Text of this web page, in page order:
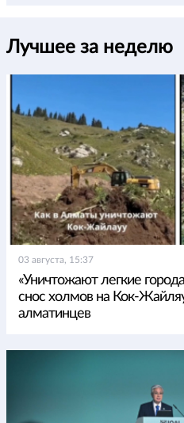
Лучшее за неделю
03 августа, 15:37
«Уничтожают легкие
снос холмов на Кок-
алматинцев